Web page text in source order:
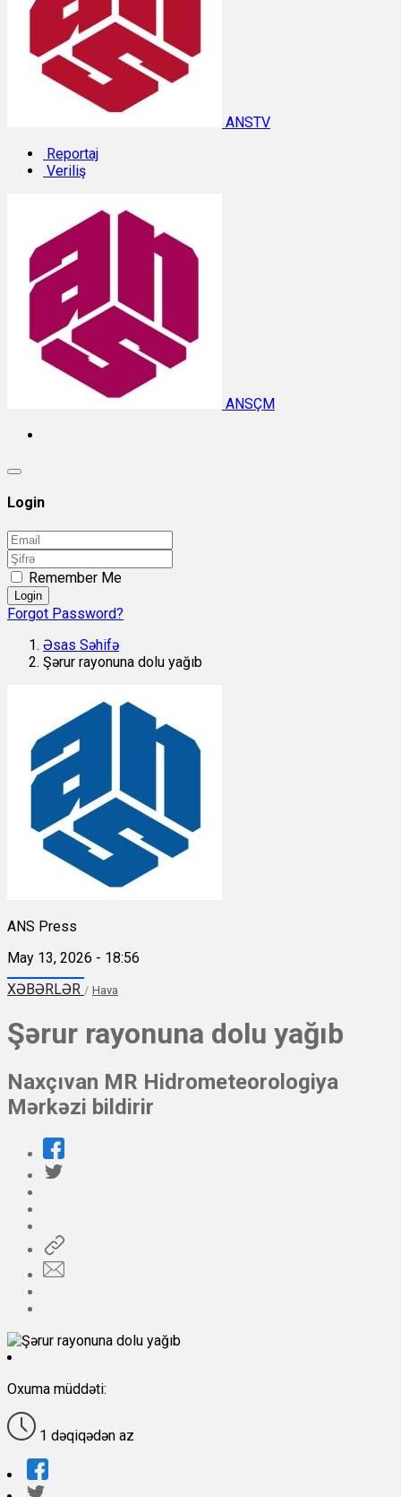
ANSTV
Reportaj
Veriliş
ANSÇM
Login
Remember Me
Login
Forgot Password?
Əsas Səhifə
Şərur rayonuna dolu yağıb
ANS Press
May 13, 2026 - 18:56
XƏBƏRLƏR / Hava
Şərur rayonuna dolu yağıb
Naxçıvan MR Hidrometeorologiya
Mərkəzi bildirir
Oxuma müddəti:
1 dəqiqədən az